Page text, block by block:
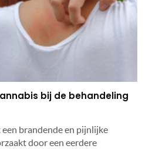
bij de behandeling
brandende en pijnlijke
door een eerdere